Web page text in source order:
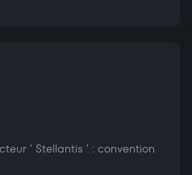
' Stellantis ' : convention